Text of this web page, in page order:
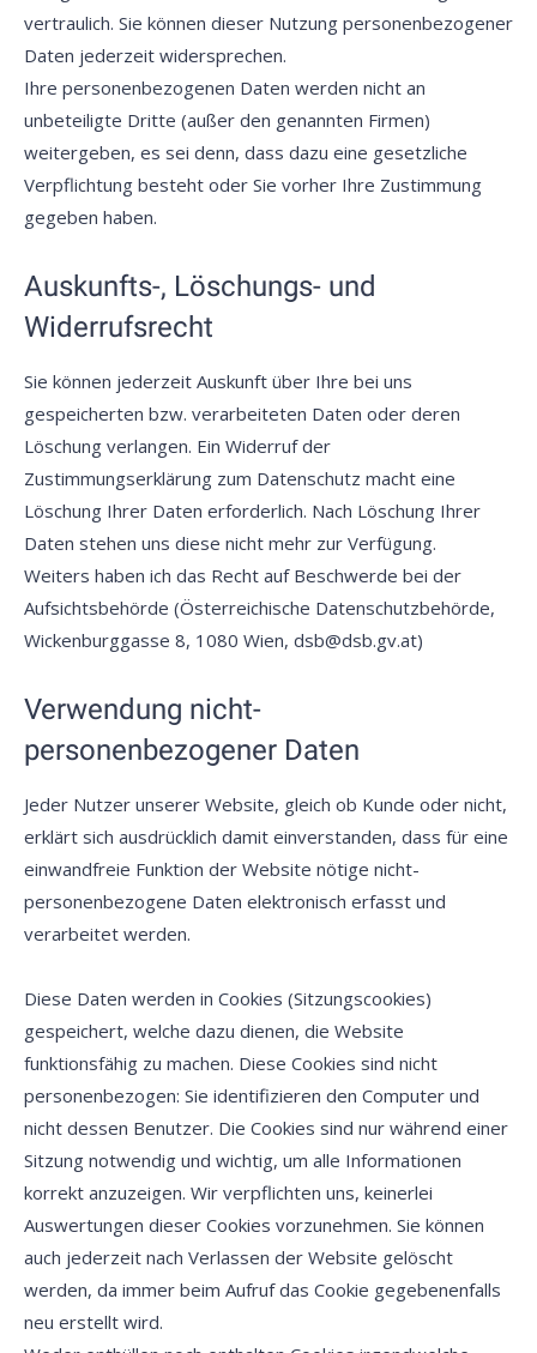
vertraulich. Sie können dieser Nutzung personenbezogener
Daten jederzeit widersprechen.
Ihre personenbezogenen Daten werden nicht an
unbeteiligte Dritte (außer den genannten Firmen)
weitergeben, es sei denn, dass dazu eine gesetzliche
Verpflichtung besteht oder Sie vorher Ihre Zustimmung
gegeben haben.
Auskunfts-, Löschungs- und
Widerrufsrecht
Sie können jederzeit Auskunft über Ihre bei uns
gespeicherten bzw. verarbeiteten Daten oder deren
Löschung verlangen. Ein Widerruf der
Zustimmungserklärung zum Datenschutz macht eine
Löschung Ihrer Daten erforderlich. Nach Löschung Ihrer
Daten stehen uns diese nicht mehr zur Verfügung.
Weiters haben ich das Recht auf Beschwerde bei der
Aufsichtsbehörde (Österreichische Datenschutzbehörde,
Wickenburggasse 8, 1080 Wien, dsb@dsb.gv.at)
Verwendung nicht-
personenbezogener Daten
Jeder Nutzer unserer Website, gleich ob Kunde oder nicht,
erklärt sich ausdrücklich damit einverstanden, dass für eine
einwandfreie Funktion der Website nötige nicht-
personenbezogene Daten elektronisch erfasst und
verarbeitet werden.
Diese Daten werden in Cookies (Sitzungscookies)
gespeichert, welche dazu dienen, die Website
funktionsfähig zu machen. Diese Cookies sind nicht
personenbezogen: Sie identifizieren den Computer und
nicht dessen Benutzer. Die Cookies sind nur während einer
Sitzung notwendig und wichtig, um alle Informationen
korrekt anzuzeigen. Wir verpflichten uns, keinerlei
Auswertungen dieser Cookies vorzunehmen. Sie können
auch jederzeit nach Verlassen der Website gelöscht
werden, da immer beim Aufruf das Cookie gegebenenfalls
neu erstellt wird.